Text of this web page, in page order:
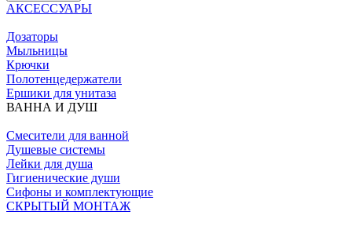
АКСЕССУАРЫ
Дозаторы
Мыльницы
Крючки
Полотенцедержатели
Ершики для унитаза
ВАННА И ДУШ
Смесители для ванной
Душевые системы
Лейки для душа
Гигиенические души
Сифоны и комплектующие
СКРЫТЫЙ МОНТАЖ